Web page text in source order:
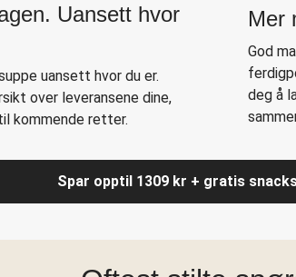
Uansett hvor
uansett hvor du er.
over leveransene dine,
kommende retter.
Mer
God
deg å
Spar opptil 1309 kr + gratis